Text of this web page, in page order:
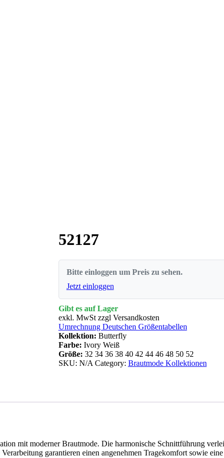
52127
Bitte einloggen um Preis zu sehen.
Jetzt einloggen
Gibt es auf Lager
exkl. MwSt zzgl Versandkosten
Umrechnung Deutschen Größentabellen
Kollektion: Butterfly
Farbe: Ivory Weiß
Größe: 32 34 36 38 40 42 44 46 48 50 52
SKU: N/A Category: Brautmode Kollektionen
mit moderner Brautmode. Die harmonische Schnittführung
garantieren einen angenehmen Tragekomfort sowie